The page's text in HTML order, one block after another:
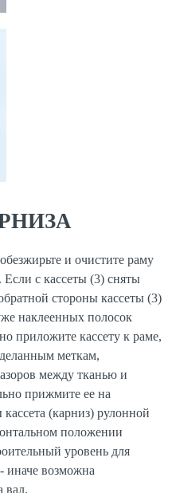
и очистите раму
Если с кассеты (3) сняты
стороны кассеты (3)
наклеенных полосок
приложите кассету к раме,
меткам,
между тканью и
прижмите ее на
(карниз) рулонной
положении
уровень для
иначе возможна
вал.